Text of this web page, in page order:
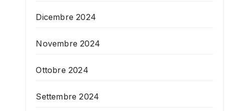
Dicembre 2024
Novembre 2024
Ottobre 2024
Settembre 2024